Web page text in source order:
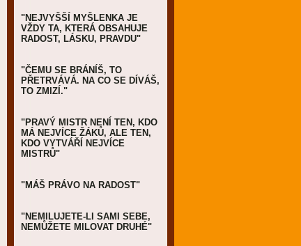
"NEJVYŠŠÍ MYŠLENKA JE
VŽDY TA, KTERÁ OBSAHUJE
RADOST, LÁSKU, PRAVDU"
"ČEMU SE BRÁNÍŠ, TO
PŘETRVÁVÁ. NA CO SE DÍVÁŠ,
TO ZMIZÍ."
"PRAVÝ MISTR NENÍ TEN, KDO
MÁ NEJVÍCE ŽÁKŮ, ALE TEN,
KDO VYTVÁŘÍ NEJVÍCE
MISTRŮ"
"MÁŠ PRÁVO NA RADOST"
"NEMILUJETE-LI SAMI SEBE,
NEMŮŽETE MILOVAT DRUHÉ"